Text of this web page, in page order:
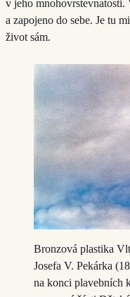
v jeho mnohovrstevnatosti.
a zapojeno do sebe. Je tu
život sám.
Bronzová plastika
Josefa V. Pekárka
na konci plavebních